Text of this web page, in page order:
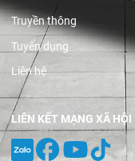
Truyền thông
Tuyển dụng
Liên hệ
LIÊN KẾT MẠNG XÃ HỘI